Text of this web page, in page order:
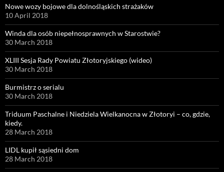
Nowe wozy bojowe dla dolnośląskich strażaków
10 April 2018
Winda dla osób niepełnosprawnych w Starostwie?
30 March 2018
XLIII Sesja Rady Powiatu Złotoryjskiego (wideo)
30 March 2018
Burmistrz o serialu
30 March 2018
Triduum Paschalne i Niedziela Wielkanocna w Złotoryi – co, gdzie,
kiedy.
28 March 2018
LIDL kupił sąsiedni dom
28 March 2018